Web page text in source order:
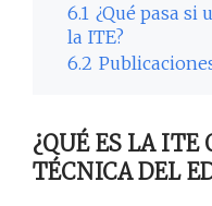
6.1 ¿Qué pasa si
la ITE?
6.2
¿QUÉ ES LA ITE
TÉCNICA DEL